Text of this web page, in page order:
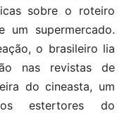
sobre o roteiro
um supermercado.
o brasileiro lia
nas revistas de
do cineasta, um
estertores do